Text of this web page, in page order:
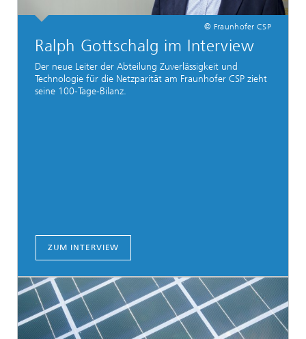
© Fraunhofer CSP
Ralph Gottschalg im Interview
Der neue Leiter der Abteilung Zuverlässigkeit und
Technologie für die Netzparität am Fraunhofer CSP zieht
seine 100-Tage-Bilanz.
ZUM INTERVIEW